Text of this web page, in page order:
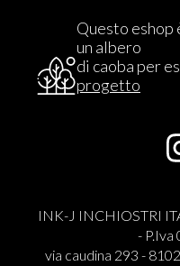
Questo
un albero
di caoba per
progetto
INK-J INCHIOSTRI
-
via caudina 293 -